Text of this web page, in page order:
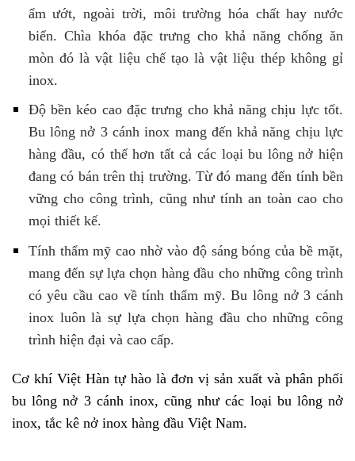
ẩm ướt, ngoài trời, môi trường hóa chất hay nước
biển. Chìa khóa đặc trưng cho khả năng chống ăn
mòn đó là vật liệu chế tạo là vật liệu thép không gỉ
inox.
Độ bền kéo cao đặc trưng cho khả năng chịu lực tốt.
Bu lông nở 3 cánh inox mang đến khả năng chịu lực
hàng đầu, có thể hơn tất cả các loại bu lông nở hiện
đang có bán trên thị trường. Từ đó mang đến tính bền
vững cho công trình, cũng như tính an toàn cao cho
mọi thiết kế.
Tính thẩm mỹ cao nhờ vào độ sáng bóng của bề mặt,
mang đến sự lựa chọn hàng đầu cho những công trình
có yêu cầu cao về tính thẩm mỹ. Bu lông nở 3 cánh
inox luôn là sự lựa chọn hàng đầu cho những công
trình hiện đại và cao cấp.
Cơ khí Việt Hàn tự hào là đơn vị sản xuất và phân phối
bu lông nở 3 cánh inox, cũng như các loại bu lông nở
inox, tắc kê nở inox hàng đầu Việt Nam.